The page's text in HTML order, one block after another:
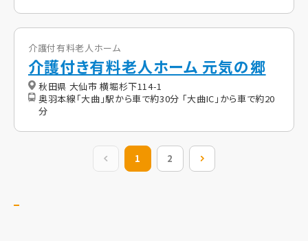
介護付有料老人ホーム
介護付き有料老人ホーム 元気の郷
秋田県 大仙市 横堀杉下114-1
奥羽本線「大曲」駅から車で約30分 「大曲IC」から車で約20
分
前の20件
1 2